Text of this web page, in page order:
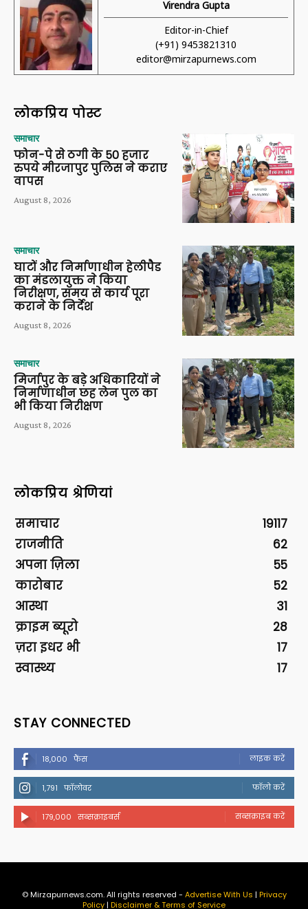
Virendra Gupta
Editor-in-Chief
(+91) 9453821310
editor@mirzapurnews.com
लोकप्रिय पोस्ट
समाचार
फोन-पे से ठगी के 50 हजार
रुपये मीरजापुर पुलिस ने कराए
वापस
August 8, 2026
समाचार
घाटों और निर्माणाधीन हेलीपैड
का मंडलायुक्त ने किया
निरीक्षण, समय से कार्य पूरा
कराने के निर्देश
August 8, 2026
समाचार
मिर्जापुर के बड़े अधिकारियों ने
निर्माणाधीन छह लेन पुल का
भी किया निरीक्षण
August 8, 2026
लोकप्रिय श्रेणियां
समाचार
19117
राजनीति
62
अपना ज़िला
55
कारोबार
52
आस्था
31
क्राइम ब्यूरो
28
ज़रा इधर भी
17
स्वास्थ्य
17
STAY CONNECTED
18,000 फैंस लाइक करें
1,791 फॉलोवर फॉलो करें
179,000 सब्सक्राइबर्स सब्सक्राइब करें
© Mirzapurnews.com. All rights reserved - Advertise With Us | Privacy
Policy| Disclaimer & Terms of Service